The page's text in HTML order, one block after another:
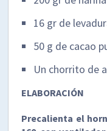
16 gr de
50 g de cacao
Un chorrito de
ELABORACIÓN
Precalienta el